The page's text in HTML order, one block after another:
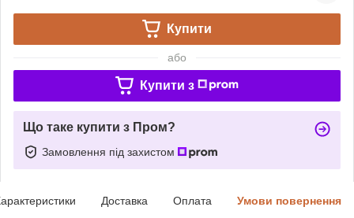
Купити
або
Купити з
Що таке купити з Пром?
Замовлення під захистом
Доставка Оплата Умови повернення